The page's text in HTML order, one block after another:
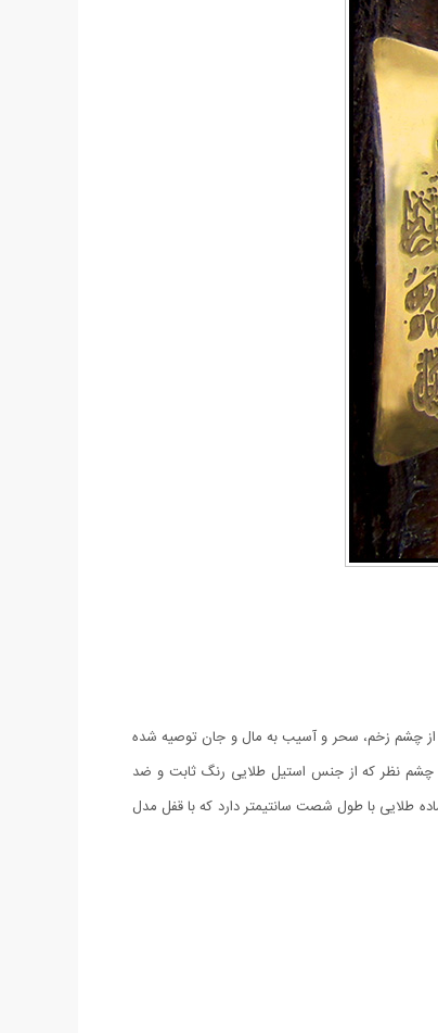
از چشم زخم، سحر و آسیب به مال و جان توصیه شده
چشم نظر که از جنس استیل طلایی رنگ ثابت و ضد
طلایی با طول شصت سانتیمتر دارد که با قفل مدل